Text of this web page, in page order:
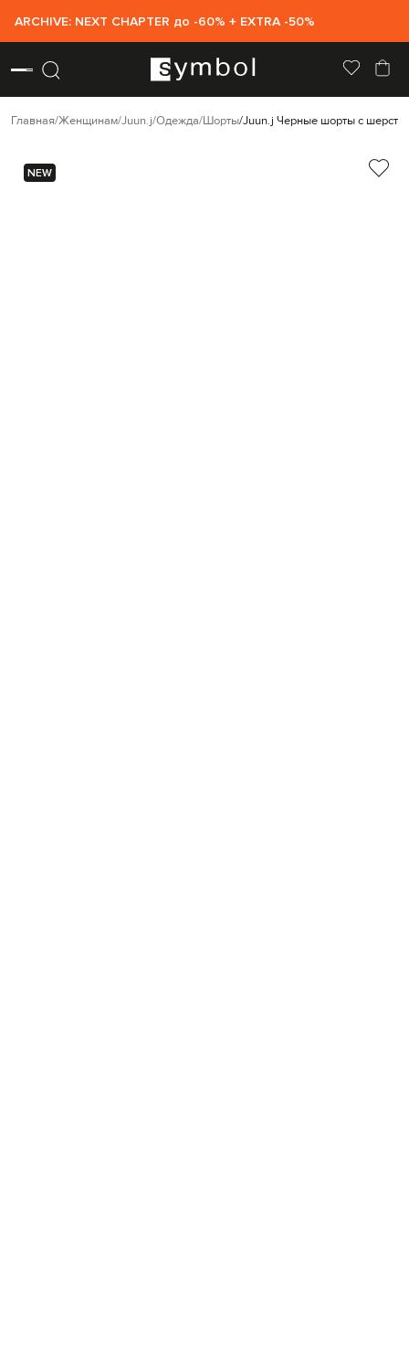
ARCHIVE: NEXT CHAPTER до -60% + EXTRA -50%
Главная Женщинам Juun.j Одежда Шорты Juun.j Черные шорты с
NEW